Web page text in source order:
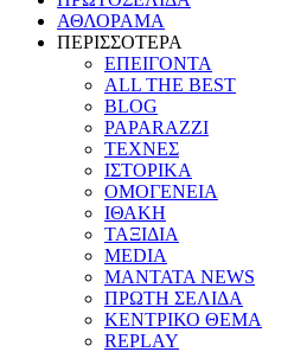
ΑΘΛΟΡΑΜΑ
ΠΕΡΙΣΣΟΤΕΡΑ
ΕΠΕΙΓΟΝΤΑ
ALL THE BEST
BLOG
PAPARAZZI
ΤΕΧΝΕΣ
ΙΣΤΟΡΙΚΑ
ΟΜΟΓΕΝΕΙΑ
ΙΘΑΚΗ
ΤΑΞΙΔΙΑ
MEDIA
MANTATA NEWS
ΠΡΩΤΗ ΣΕΛΙΔΑ
ΚΕΝΤΡΙΚΟ ΘΕΜΑ
REPLAY